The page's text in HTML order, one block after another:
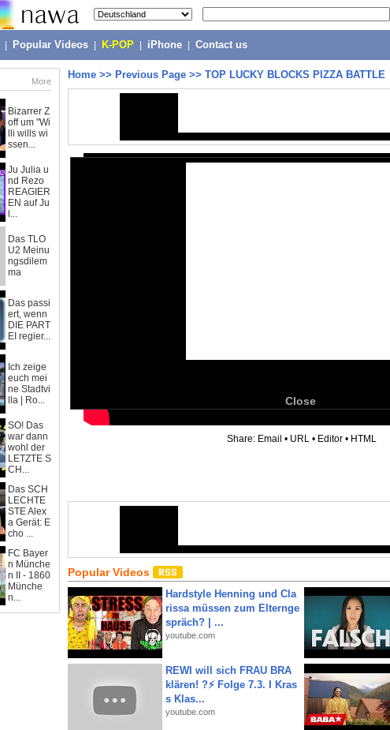
Popular Videos K-POP iPhone Contact us
More
Bizarrer Z
off um "Wi
lli wills wi
ssen...
Ju Julia u
nd Rezo
REAGIER
EN auf Ju
l...
Das TLO
U2 Meinu
ngsdilem
ma
Das passi
ert, wenn
DIE PART
EI regier...
Ich zeige
euch mei
ne Stadtvi
lla | Ro...
SO! Das
war dann
wohl der
LETZTE S
CH...
Das SCH
LECHTE
STE Alex
a Gerät: E
cho ...
FC Bayer
n Münche
n II - 1860
Münche
n...
Home >> Previous Page >> TOP LUCKY BLOCKS PIZZA BATTLE
Close
Share: Email • URL • Editor • HTML
Popular Videos
Hardstyle Henning und Cla
rissa müssen zum Elternge
spräch? | ...
youtube.com
REWI will sich FRAU BRA
klären! ?⚡️ Folge 7.3. I Kras
s Klas...
youtube.com